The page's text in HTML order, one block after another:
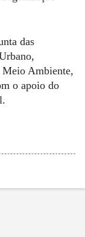
das
Ambiente,
o apoio do